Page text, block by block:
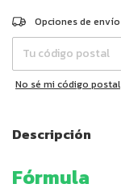
Entregas para el CP:
Opciones de envío
No sé mi código postal
Descripción
Fórmula